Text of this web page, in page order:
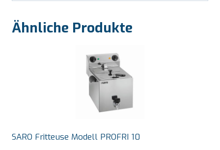
Ähnliche Produkte
SARO Fritteuse Modell PROFRI 10